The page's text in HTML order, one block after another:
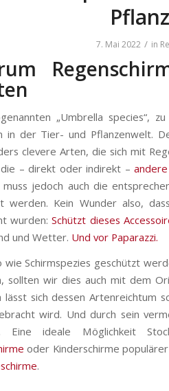
7. Mai 2022 / in
„Umbrella species“,
in der Tier- und Pflanzenwelt.
clevere Arten, die sich mit
– direkt oder indirekt –
muss jedoch auch die
werden. Kein Wunder also,
wurden:Schützt dieses
und Wetter. Und vor Paparazzi.
wie Schirmspezies geschützt
sollten wir dies auch mit dem
lässt sich dessen Artenreichtum
wird. Und durch sein
Eine ideale Möglichkeit
oder Kinderschirme
.